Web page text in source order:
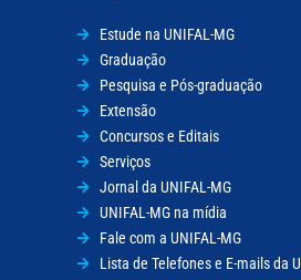
Estude na UNIFAL-MG
Graduação
Pesquisa e Pós-graduação
Extensão
Concursos e Editais
Serviços
Jornal da UNIFAL-MG
UNIFAL-MG na mídia
Fale com a UNIFAL-MG
Lista de Telefones e E-mails da